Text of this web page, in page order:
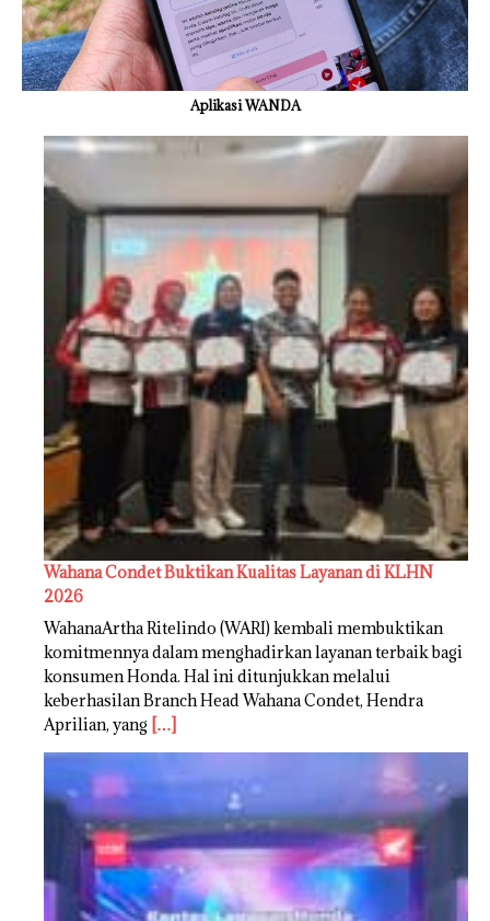
Aplikasi WANDA
Wahana Condet Buktikan Kualitas Layanan di KLHN
2026
WahanaArtha Ritelindo (WARI) kembali membuktikan
komitmennya dalam menghadirkan layanan terbaik bagi
konsumen Honda. Hal ini ditunjukkan melalui
keberhasilan Branch Head Wahana Condet, Hendra
Aprilian, yang […]